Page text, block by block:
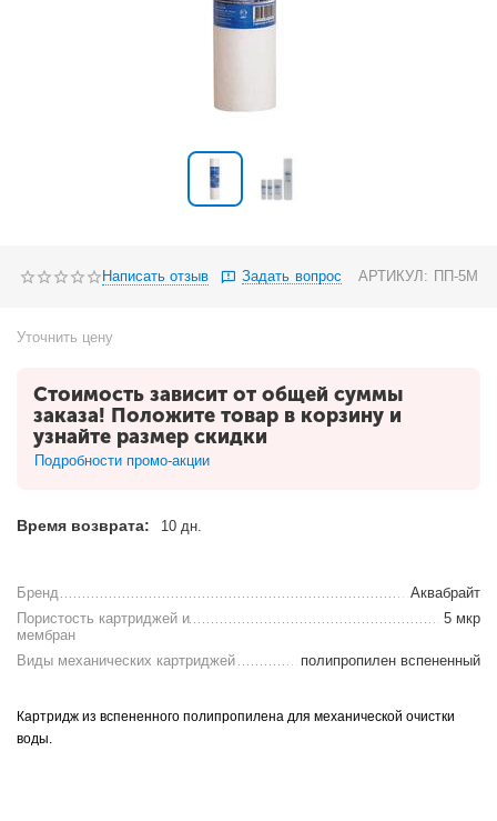
Написать отзыв Задать вопрос АРТИКУЛ: ПП-5М
Уточнить цену
Стоимость зависит от общей суммы
заказа! Положите товар в корзину и
узнайте размер скидки
Подробности промо-акции
Время возврата: 10 дн.
Бренд
Аквабрайт
Пористость картриджей и
мембран
5 мкр
Виды механических картриджей полипропилен вспененный
Картридж из вспененного полипропилена для механической очистки
воды.